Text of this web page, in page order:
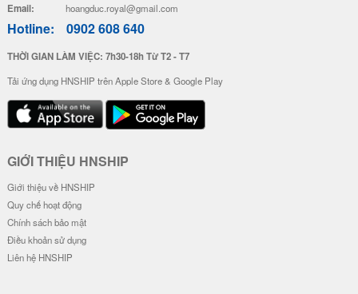
Email: hoangduc.royal@gmail.com
Hotline: 0902 608 640
THỜI GIAN LÀM VIỆC: 7h30-18h Từ T2 - T7
Tải ứng dụng HNSHIP trên Apple Store & Google Play
GIỚI THIỆU HNSHIP
Giới thiệu về HNSHIP
Quy chế hoạt động
Chính sách bảo mật
Điều khoản sử dụng
Liên hệ HNSHIP